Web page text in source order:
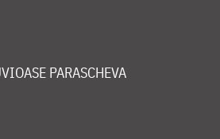
PARASCHEVA